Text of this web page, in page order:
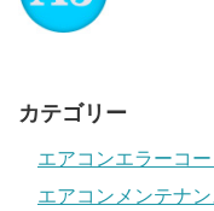
カテゴリー
エアコンエラーコー
エアコンメンテナ